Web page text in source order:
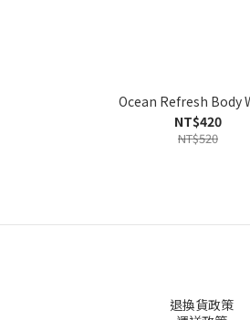
Ocean Refresh Body
NT$420
NT$520
退換貨政策